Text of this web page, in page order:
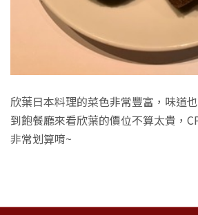
欣葉日本料理的菜色非常豐富，味道
到飽餐廳來看欣葉的價位不算太貴，
非常划算唷~